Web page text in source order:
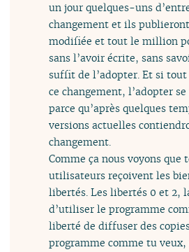
un jour quelques-uns
changement et ils
modifiée et tout le million
sans l’avoir écrite, sans
suffit de l’adopter. Et si
ce changement, l’adopter
parce qu’après quelques
versions actuelles
changement.
Comme ça nous voyons que
utilisateurs reçoivent les
libertés. Les libertés 0 et 2,
d’utiliser le programme
liberté de diffuser des
programme comme tu